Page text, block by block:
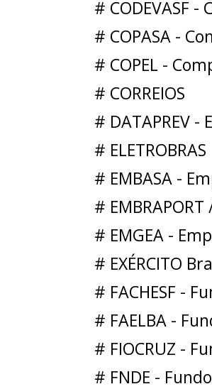
# CODEVASF
# COPASA -
# COPEL -
# CORREIOS
# DATAPREV
# ELETROBRAS
# EMBASA -
#
# EMGEA -
# EXÉRCITO
# FACHESF -
# FAELBA -
# FIOCRUZ -
# FNDE -